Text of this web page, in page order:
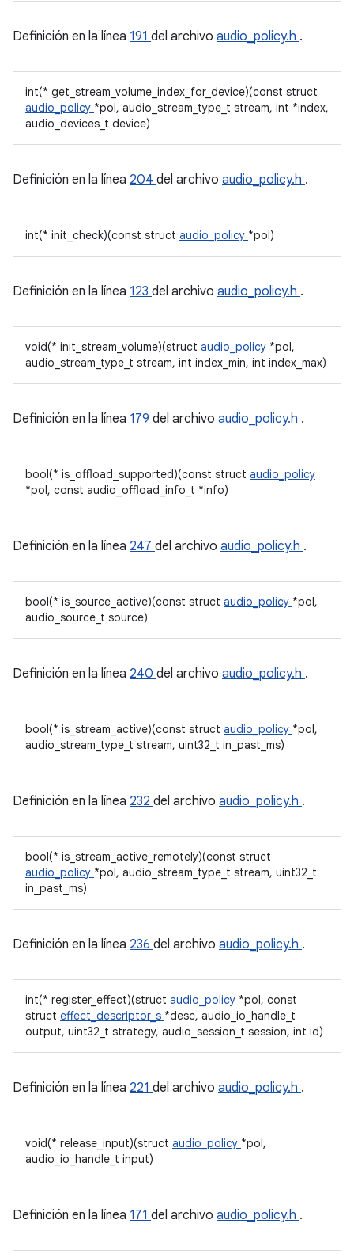
Definición en la línea 191 del archivo audio_policy.h .
int(* get_stream_volume_index_for_device)(const struct
audio_policy *pol, audio_stream_type_t stream, int *index,
audio_devices_t device)
Definición en la línea 204 del archivo audio_policy.h .
int(* init_check)(const struct audio_policy *pol)
Definición en la línea 123 del archivo audio_policy.h .
void(* init_stream_volume)(struct audio_policy *pol,
audio_stream_type_t stream, int index_min, int index_max)
Definición en la línea 179 del archivo audio_policy.h .
bool(* is_offload_supported)(const struct audio_policy
*pol, const audio_offload_info_t *info)
Definición en la línea 247 del archivo audio_policy.h .
bool(* is_source_active)(const struct audio_policy *pol,
audio_source_t source)
Definición en la línea 240 del archivo audio_policy.h .
bool(* is_stream_active)(const struct audio_policy *pol,
audio_stream_type_t stream, uint32_t in_past_ms)
Definición en la línea 232 del archivo audio_policy.h .
bool(* is_stream_active_remotely)(const struct
audio_policy *pol, audio_stream_type_t stream, uint32_t
in_past_ms)
Definición en la línea 236 del archivo audio_policy.h .
int(* register_effect)(struct audio_policy *pol, const
struct effect_descriptor_s *desc, audio_io_handle_t
output, uint32_t strategy, audio_session_t session, int id)
Definición en la línea 221 del archivo audio_policy.h .
void(* release_input)(struct audio_policy *pol,
audio_io_handle_t input)
Definición en la línea 171 del archivo audio_policy.h .